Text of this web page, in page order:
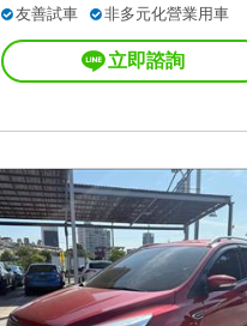
友善試車
非多元化營業用車
立即諮詢